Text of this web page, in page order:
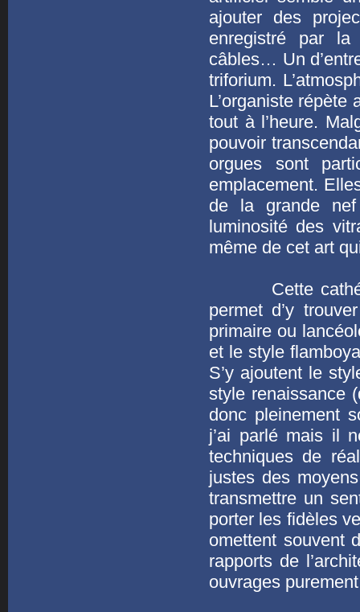
ajouter des
enregistré par la
câbles… Un
triforium.
L’organiste répète
tout à l’heure.
pouvoir
orgues sont
emplacement.
de la grande nef
luminosité des
même de cet art
Cette
permet d’y
primaire ou
et le style
S’y ajoutent le
style renaissance
donc pleinement
j’ai parlé mais il
techniques de
justes des
transmettre un
porter les fidèles
omettent souvent
rapports de
ouvrages